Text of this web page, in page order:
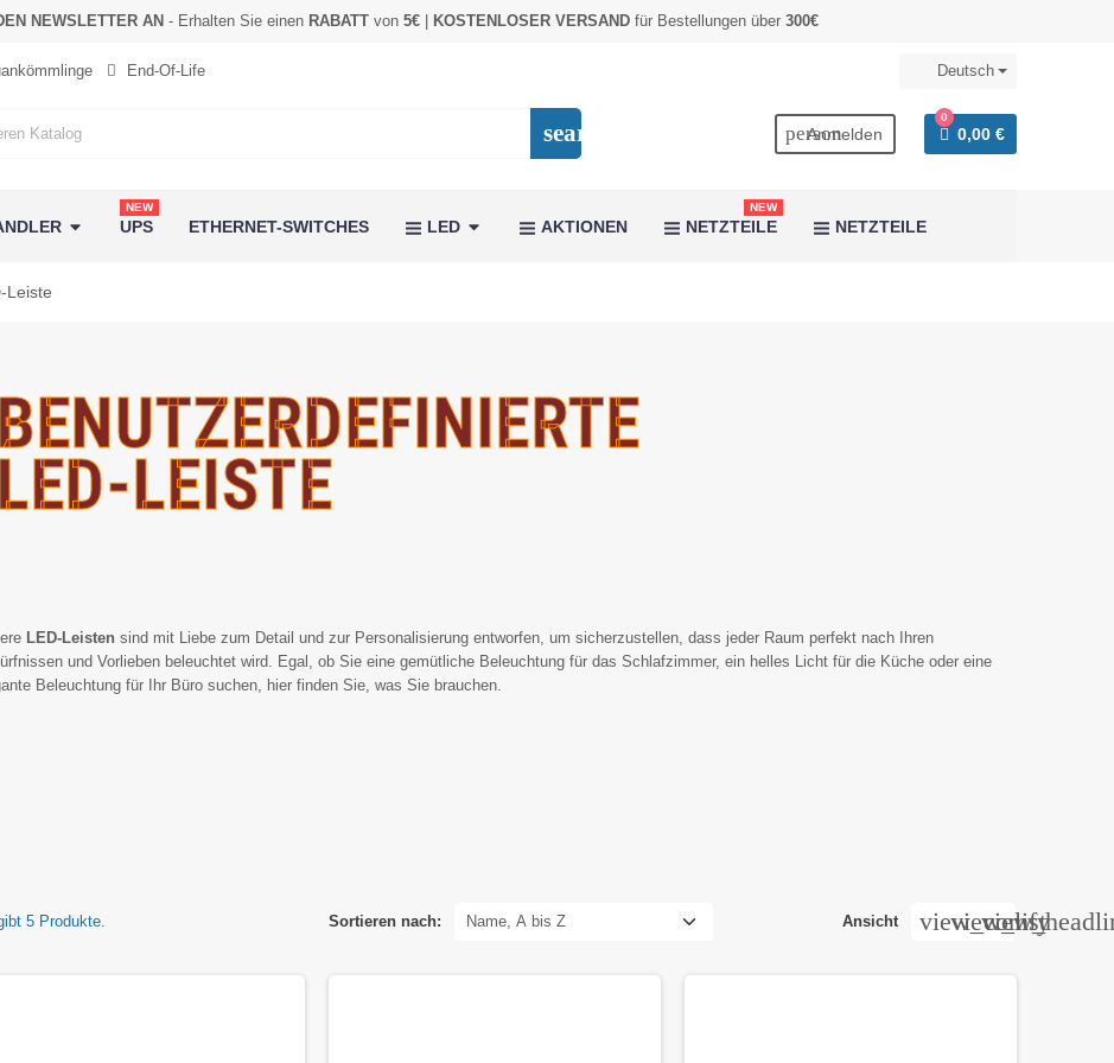
NEWSLETTER AN - Erhalten Sie einen RABATTvon 5€| KOSTENLOSER VERSANDfür Bestellungen über 300€
End-Of-Life Deutsch
search person
Anmelden
0
0,00 €
UPS
NEW
ETHERNET-SWITCHES LED AKTIONEN NETZTEILE
NEW
NETZTEILE
Leiste
BENUTZERDEFINIERTE
LED-LEISTE
LED-Leisten sind mit Liebe zum Detail und zur Personalisierung entworfen, um sicherzustellen, dass jeder Raum perfekt nach Ihren
und Vorlieben beleuchtet wird. Egal, ob Sie eine gemütliche Beleuchtung für das Schlafzimmer, ein helles Licht für die Küche oder eine
Beleuchtung für Ihr Büro suchen, hier finden Sie, was Sie brauchen.
: Die richtige Atmosphäre in einem Schlafzimmer zu schaffen, ist entscheidend für Ihren Komfort und Ihr
Unsere LED-Leisten für das Schlafzimmer sind in verschiedenen Längen und Lichtstärken erhältlich, um Ihren Vorlieben gerecht zu
Sortieren nach: Name, A bis Z Ansicht view_comfy
view_list
5 Produkte.